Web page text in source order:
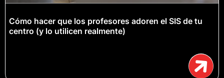
Cómo hacer que los profesores adoren el SIS de tu
centro (y lo utilicen realmente)